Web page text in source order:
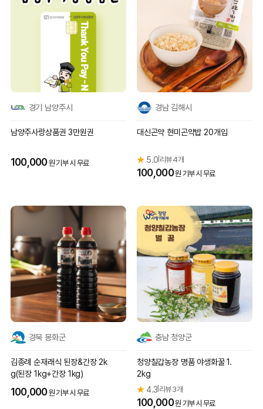
경기 남양주시
남양주사랑상품권 3만원권
100,000원 기부 시 무료
경남 김해시
대신곤약 현미곤약밥 20개입
★ 5.0 리뷰 4개
100,000원 기부 시 무료
경북 봉화군
김종례 순재래식 된장&간장 2k
g(된장 1kg+간장 1kg)
100,000원 기부 시 무료
충남 청양군
청양칠갑농장 명품 야생화꿀 1.
2kg
★ 4.3 리뷰 3개
100,000원 기부 시 무료